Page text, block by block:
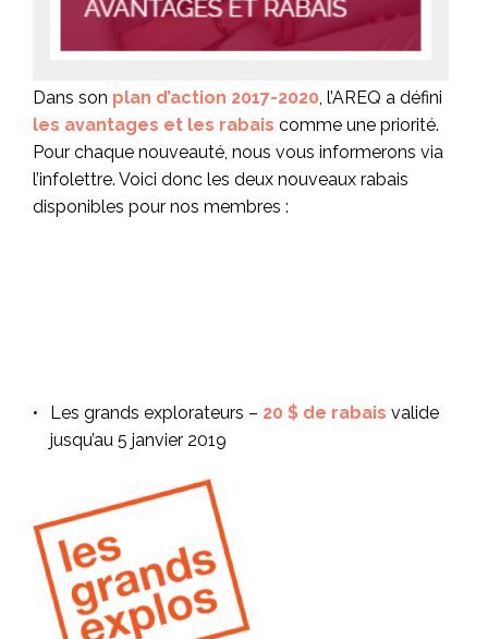
Dans son plan d’action 2017-2020, l’AREQ a défini
les avantages et les rabais comme une priorité.
Pour chaque nouveauté, nous vous informerons via
l’infolettre. Voici donc les deux nouveaux rabais
disponibles pour nos membres :
Les grands explorateurs – 20 $ de rabais valide
jusqu’au 5 janvier 2019